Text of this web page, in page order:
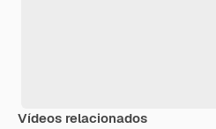
Vídeos relacionados